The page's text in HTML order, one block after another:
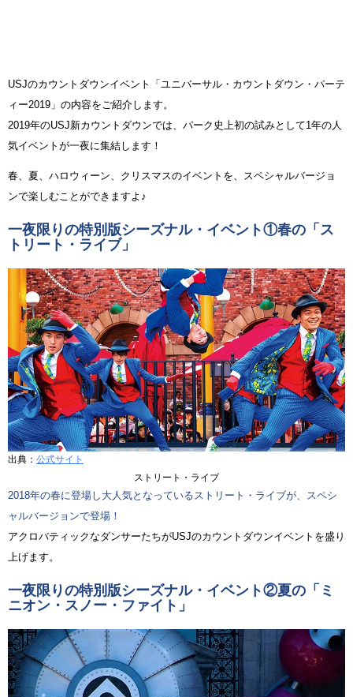
USJのカウントダウンイベント「ユニバーサル・カウントダウン・パーテ
ィー2019」の内容をご紹介します。
2019年のUSJ新カウントダウンでは、パーク史上初の試みとして1年の人
気イベントが一夜に集結します！
春、夏、ハロウィーン、クリスマスのイベントを、スペシャルバージョ
ンで楽しむことができますよ♪
一夜限りの特別版シーズナル・イベント①春の「ス
トリート・ライブ」
出典： 公式サイト
ストリート・ライブ
2018年の春に登場し大人気となっているストリート・ライブが、スペシ
ャルバージョンで登場！
アクロバティックなダンサーたちがUSJのカウントダウンイベントを盛り
上げます。
一夜限りの特別版シーズナル・イベント②夏の「ミ
ニオン・スノー・ファイト」